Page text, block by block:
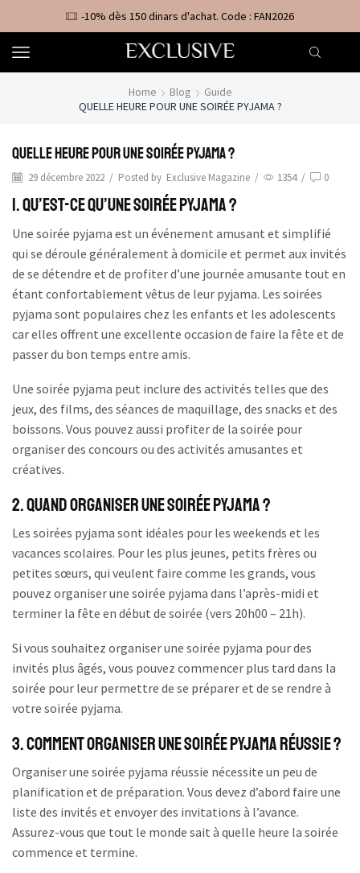
-10% dès 150 dinars d'achat. Code : FAN2026
Home Blog
Guide
QUELLE HEURE POUR UNE SOIRÉE PYJAMA ?
Quelle heure pour une soirée pyjama ?
29 décembre 2022 / Posted by Exclusive Magazine / 1354 / 0
1. Qu’est-ce qu’une soirée pyjama ?
Une soirée pyjama est un événement amusant et simplifié
qui se déroule généralement à domicile et permet aux invités
de se détendre et de profiter d’une journée amusante tout en
étant confortablement vêtus de leur pyjama. Les soirées
pyjama sont populaires chez les enfants et les adolescents
car elles offrent une excellente occasion de faire la fête et de
passer du bon temps entre amis.
Une soirée pyjama peut inclure des activités telles que des
jeux, des films, des séances de maquillage, des snacks et des
boissons. Vous pouvez aussi profiter de la soirée pour
organiser des concours ou des activités amusantes et
créatives.
2. Quand organiser une soirée pyjama ?
Les soirées pyjama sont idéales pour les weekends et les
vacances scolaires. Pour les plus jeunes, petits frères ou
petites sœurs, qui veulent faire comme les grands, vous
pouvez organiser une soirée pyjama dans l’après-midi et
terminer la fête en début de soirée (vers 20h00 – 21h).
Si vous souhaitez organiser une soirée pyjama pour des
invités plus âgés, vous pouvez commencer plus tard dans la
soirée pour leur permettre de se préparer et de se rendre à
votre soirée pyjama.
3. Comment organiser une soirée pyjama réussie ?
Organiser une soirée pyjama réussie nécessite un peu de
planification et de préparation. Vous devez d’abord faire une
liste des invités et envoyer des invitations à l’avance.
Assurez-vous que tout le monde sait à quelle heure la soirée
commence et termine.